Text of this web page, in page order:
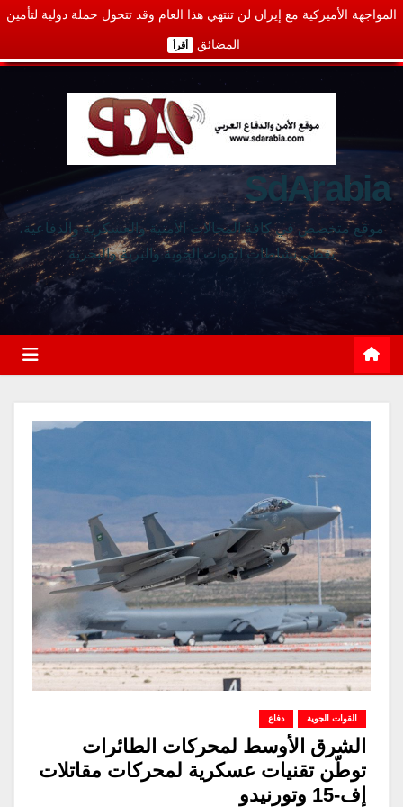
المواجهة الأميركية مع إيران لن تنتهي هذا العام وقد تتحول حملة دولية لتأمين
المضائق أقرأ
SdArabia
موقع متخصص في كافة المجالات الأمنية والعسكرية والدفاعية،
يغطي نشاطات القوات الجوية والبرية والبحرية
القوات الجوية دفاع
الشرق الأوسط لمحركات الطائرات
توطّن تقنيات عسكرية لمحركات مقاتلات
إف-15 وتورنيدو